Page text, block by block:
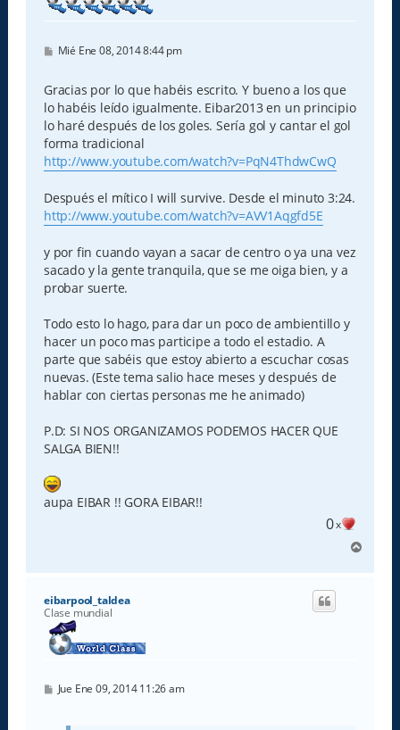
M
s
a
j
e
Mié Ene 08, 2014 8:44 pm
Gracias por lo que habéis escrito. Y bueno a los que
lo habéis leído igualmente. Eibar2013 en un principio
lo haré después de los goles. Sería gol y cantar el gol
forma tradicional
http://www.youtube.com/watch?v=PqN4ThdwCwQ
Después el mítico I will survive. Desde el minuto 3:24.
http://www.youtube.com/watch?v=AVV1Aqgfd5E
y por fin cuando vayan a sacar de centro o ya una vez
sacado y la gente tranquila, que se me oiga bien, y a
probar suerte.
Todo esto lo hago, para dar un poco de ambientillo y
hacer un poco mas participe a todo el estadio. A
parte que sabéis que estoy abierto a escuchar cosas
nuevas. (Este tema salio hace meses y después de
hablar con ciertas personas me he animado)
P.D: SI NOS ORGANIZAMOS PODEMOS HACER QUE
SALGA BIEN!!
aupa EIBAR !! GORA EIBAR!!
0x
r
eibarpool_taldea
Clase mundial
M
Jue Ene 09, 2014 11:26 am